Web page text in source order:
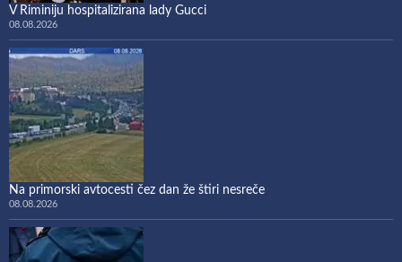
V Riminiju hospitalizirana lady Gucci
08.08.2026
Na primorski avtocesti čez dan že štiri nesreče
08.08.2026